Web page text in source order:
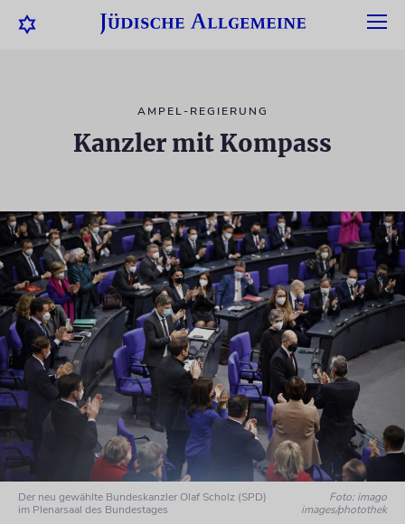
AMPEL-REGIERUNG
Kanzler mit Kompass
Der neu gewählte Bundeskanzler Olaf Scholz (SPD)
im Plenarsaal des Bundestages
Foto: imago
images/photothek